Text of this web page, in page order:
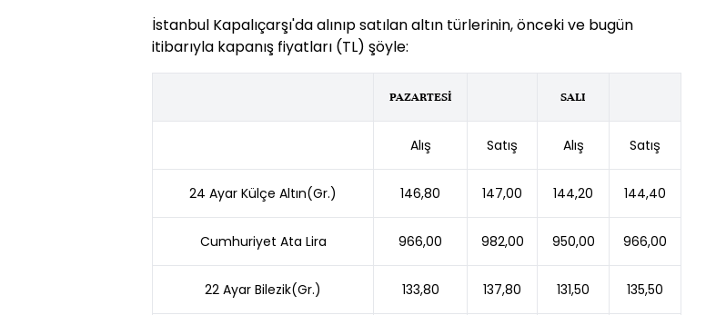
İstanbul Kapalıçarşı'da alınıp satılan altın türlerinin, önceki ve bugün
itibarıyla kapanış fiyatları (TL) şöyle:
PAZARTESİ SALI
Alış Satış Alış Satış
24 Ayar Külçe Altın(Gr.) 146,80 147,00 144,20 144,40
Cumhuriyet Ata Lira 966,00 982,00 950,00 966,00
22 Ayar Bilezik(Gr.) 133,80 137,80 131,50 135,50